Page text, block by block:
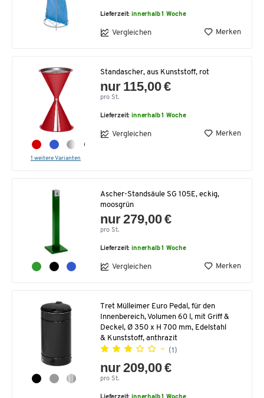
Lieferzeit:innerhalb 1 Woche
Vergleichen Merken
1 weitere Varianten
Standascher, aus Kunststoff, rot
nur 115,00 €
pro St.
Lieferzeit:innerhalb 1 Woche
Vergleichen Merken
Ascher-Standsäule SG 105E, eckig,
moosgrün
nur 279,00 €
pro St.
Lieferzeit:innerhalb 1 Woche
Vergleichen Merken
Tret Mülleimer Euro Pedal, für den
Innenbereich, Volumen 60 l, mit Griff &
Deckel, Ø 350 x H 700 mm, Edelstahl
& Kunststoff, anthrazit
(1)
nur 209,00 €
pro St.